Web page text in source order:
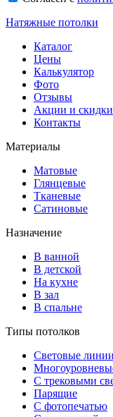
Натяжные потолки
Каталог
Цены
Калькулятор
Фото
Отзывы
Акции и скидки
Контакты
Материалы
Матовые
Глянцевые
Тканевые
Сатиновые
Назначение
В ванной
В детской
На кухне
В зал
В спальне
Типы потолков
Световые линии
С трековыми
Парящие
С фотопечатью